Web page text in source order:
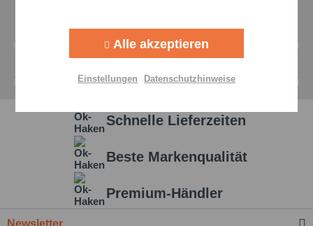
Bewertungen lesen, schreiben und diskutieren...
Schnelle Lieferzeiten
Beste Markenqualität
Premium-Händler
Newsletter
Personalisierung Aktiv
Alle akzeptieren
Einstellungen Datenschutzhinweise